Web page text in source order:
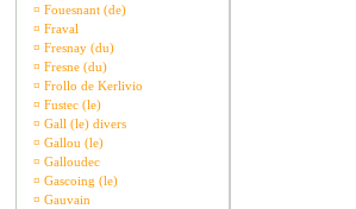
¤ Fouesnant (de)
¤ Fraval
¤ Fresnay (du)
¤ Fresne (du)
¤ Frollo de Kerlivio
¤ Fustec (le)
¤ Gall (le) divers
¤ Gallou (le)
¤ Galloudec
¤ Gascoing (le)
¤ Gauvain